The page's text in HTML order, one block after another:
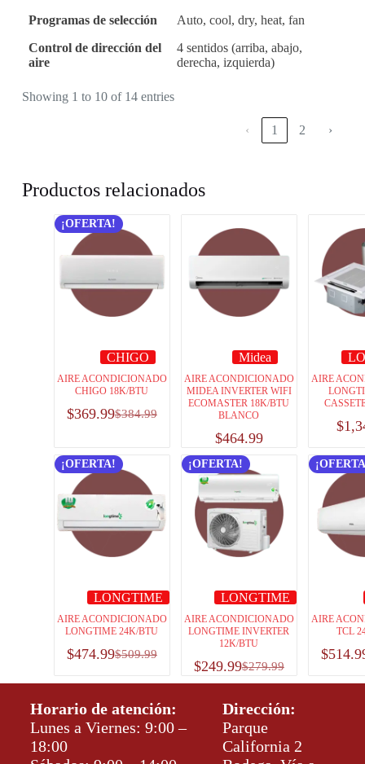
Programas de selección
Auto, cool, dry, heat, fan
Control de dirección del
aire
4 sentidos (arriba, abajo,
derecha, izquierda)
Showing 1 to 10 of 14 entries
‹ 1 2 ›
Productos relacionados
¡OFERTA!
CHIGO
AIRE ACONDICIONADO
CHIGO 18K/BTU
$384.99
$369.99
Midea
AIRE ACONDICIONADO
MIDEA INVERTER WIFI
ECOMASTER 18K/BTU
BLANCO
$464.99
AIRE
$
¡OFERTA!
LONGTIME
AIRE ACONDICIONADO
LONGTIME 24K/BTU
$509.99
$474.99
¡OFERTA!
LONGTIME
AIRE ACONDICIONADO
LONGTIME INVERTER
12K/BTU
$279.99
$249.99
AIRE
TCL
$
Horario de atención:
Lunes a Viernes: 9:00 –
18:00
Dirección:
Parque
California 2